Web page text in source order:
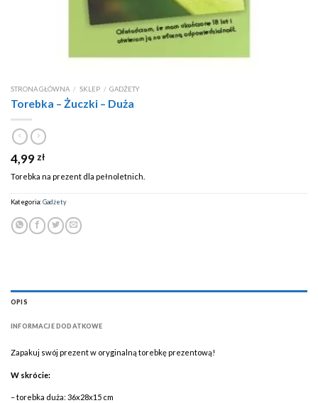
STRONA GŁÓWNA / SKLEP / GADŻETY
Torebka – Żuczki – Duża
4,99 zł
Torebka na prezent dla pełnoletnich.
Kategoria:Gadżety
OPIS
INFORMACJE DODATKOWE
Zapakuj swój prezent w oryginalną torebkę prezentową!
W skrócie:
– torebka duża: 36x28x15 cm